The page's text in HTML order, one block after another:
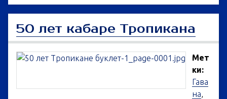
50 лет кабаре Тропикана
Мет
ки:
Гава
на,